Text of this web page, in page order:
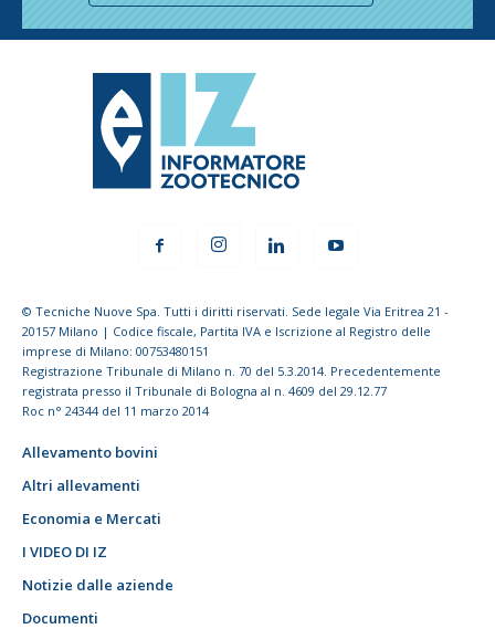
© Tecniche Nuove Spa. Tutti i diritti riservati. Sede legale Via Eritrea 21 -
20157 Milano | Codice fiscale, Partita IVA e Iscrizione al Registro delle
imprese di Milano: 00753480151
Registrazione Tribunale di Milano n. 70 del 5.3.2014. Precedentemente
registrata presso il Tribunale di Bologna al n. 4609 del 29.12.77
Roc n° 24344 del 11 marzo 2014
Allevamento bovini
Altri allevamenti
Economia e Mercati
I VIDEO DI IZ
Notizie dalle aziende
Documenti